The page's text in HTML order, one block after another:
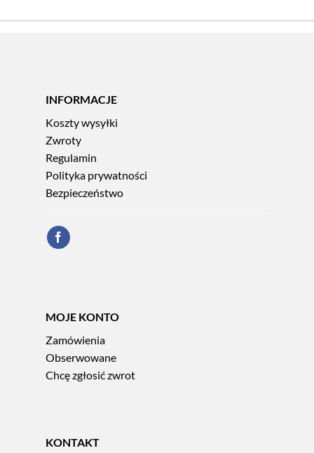
INFORMACJE
Koszty wysyłki
Zwroty
Regulamin
Polityka prywatności
Bezpieczeństwo
MOJE KONTO
Zamówienia
Obserwowane
Chcę zgłosić zwrot
KONTAKT